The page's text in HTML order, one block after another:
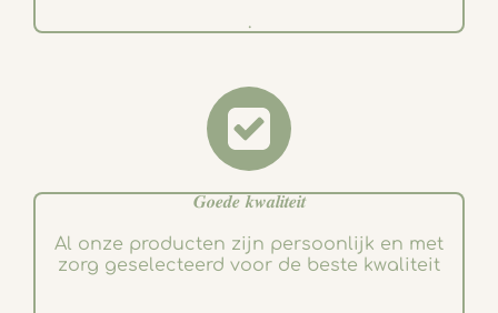
.
𝑮𝒐𝒆𝒅𝒆 𝒌𝒘𝒂𝒍𝒊𝒕𝒆𝒊𝒕
Al onze producten zijn persoonlijk en met
zorg geselecteerd voor de beste kwaliteit